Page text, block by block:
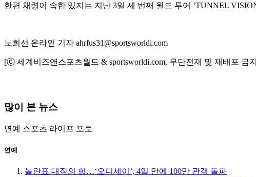
한편 채령이 속한 있지는 지난 3일 세 번째 월드 투어 ‘TUNNEL
노희선 온라인 기자 ahrfus31@sportsworldi.com
[ⓒ 세계비즈앤스포츠월드 & sportsworldi.com, 무단전재 및 재배포 금
많이 본 뉴스
연예 스포츠 라이프 포토
연예
놀란표 대작의 힘…‘오디세이’, 4일 만에 100만 관객 돌파